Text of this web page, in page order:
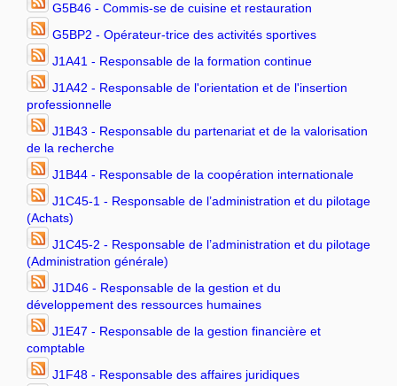
G5B46 - Commis-se de cuisine et restauration
G5BP2 - Opérateur-trice des activités sportives
J1A41 - Responsable de la formation continue
J1A42 - Responsable de l'orientation et de l'insertion
professionnelle
J1B43 - Responsable du partenariat et de la valorisation
de la recherche
J1B44 - Responsable de la coopération internationale
J1C45-1 - Responsable de l’administration et du pilotage
(Achats)
J1C45-2 - Responsable de l’administration et du pilotage
(Administration générale)
J1D46 - Responsable de la gestion et du
développement des ressources humaines
J1E47 - Responsable de la gestion financière et
comptable
J1F48 - Responsable des affaires juridiques